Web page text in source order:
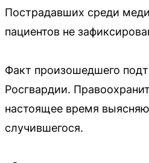
Пострадавших среди
пациентов не
Факт произошедшего
Росгвардии.
настоящее время
случившегося.